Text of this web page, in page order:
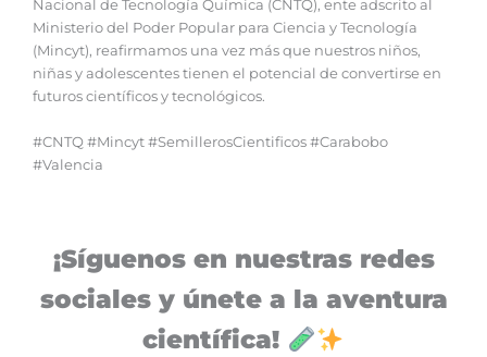
Nacional de Tecnología Química (CNTQ), ente adscrito al
Ministerio del Poder Popular para Ciencia y Tecnología
(Mincyt), reafirmamos una vez más que nuestros niños,
niñas y adolescentes tienen el potencial de convertirse en
futuros científicos y tecnológicos.
#CNTQ #Mincyt #SemillerosCientificos #Carabobo
#Valencia
¡Síguenos en nuestras redes
sociales y únete a la aventura
científica!